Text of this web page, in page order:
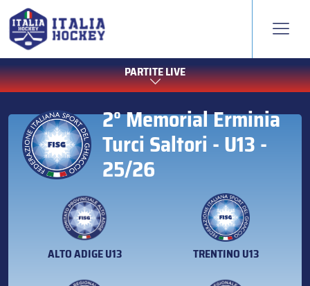
PARTITE LIVE
2° Memorial Erminia
Turci Saltori - U13 -
25/26
ALTO ADIGE U13 TRENTINO U13